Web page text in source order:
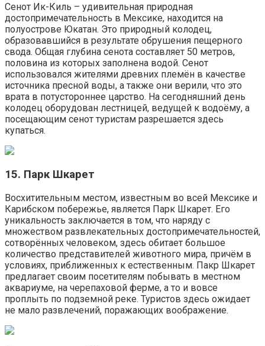
Сенот Ик-Киль – удивительная природная
достопримечательность в Мексике, находится на
полуострове Юкатан. Это природный колодец,
образовавшийся в результате обрушения пещерного
свода. Общая глубина сенота составляет 50 метров,
половина из которых заполнена водой. Сенот
использовался жителями древних племён в качестве
источника пресной воды, а также они верили, что это
врата в потустороннее царство. На сегодняшний день
колодец оборудован лестницей, ведущей к водоёму, а
посещающим сенот туристам разрешается здесь
купаться.
15. Парк Шкарет
Восхитительным местом, известным во всей Мексике и
Карибском побережье, является Парк Шкарет. Его
уникальность заключается в том, что наряду с
множеством развлекательных достопримечательностей,
сотворённых человеком, здесь обитает большое
количество представителей животного мира, причём в
условиях, приближенных к естественным. Пакр Шкарет
предлагает своим посетителям побывать в местном
аквариуме, на черепаховой ферме, а то и вовсе
проплыть по подземной реке. Туристов здесь ожидает
не мало развлечений, поражающих воображение.